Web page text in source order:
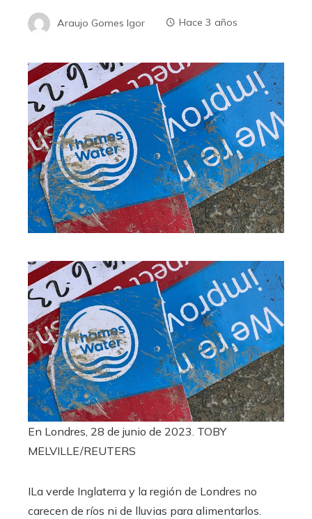
Araujo Gomes Igor Hace 3 años
En Londres, 28 de junio de 2023. TOBY
MELVILLE/REUTERS
ILa verde Inglaterra y la región de Londres no
carecen de ríos ni de lluvias para alimentarlos.